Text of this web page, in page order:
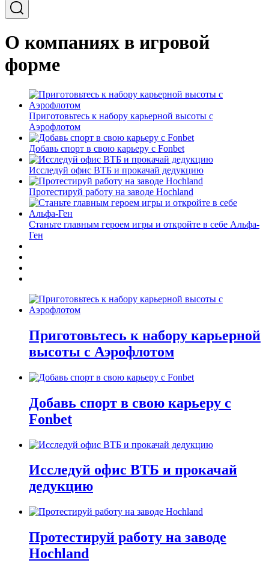
О компаниях в игровой
форме
Приготовьтесь к набору карьерной высоты с
Аэрофлотом
Добавь спорт в свою карьеру с Fonbet
Исследуй офис ВТБ и прокачай дедукцию
Протестируй работу на заводе Hochland
Станьте главным героем игры и откройте в себе Альфа-
Ген
Приготовьтесь к набору карьерной
высоты с Аэрофлотом
Добавь спорт в свою карьеру с
Fonbet
Исследуй офис ВТБ и прокачай
дедукцию
Протестируй работу на заводе
Hochland